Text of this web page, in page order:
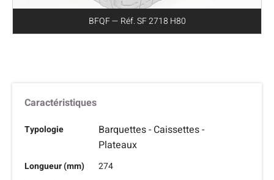
BFQF — Réf. SF 2718 H80
Caractéristiques
Typologie
Barquettes - Caissettes -
Plateaux
Longueur (mm)
274